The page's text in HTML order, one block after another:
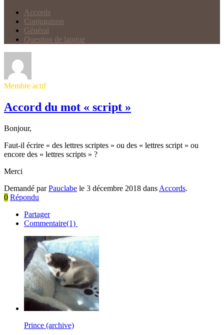
Accords
Conjugaison
Général
Question de langue
Membre actif
Accord du mot « script »
Bonjour,
Faut-il écrire « des lettres scriptes » ou des « lettres script » ou
encore des « lettres scripts » ?
Merci
Demandé parPauclabe le 3 décembre 2018 dans Accords.
0 Répondu
Partager
Commentaire(1)
Prince (archive)